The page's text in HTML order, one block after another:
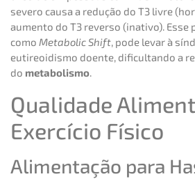
severo causa a redução do T3 livre
aumento do T3 reverso (inativo). Esse
como Metabolic Shift, pode levar à
eutireoidismo doente, dificultando a
do metabolismo.
Qualidade
Exercício Físico
Alimentação para